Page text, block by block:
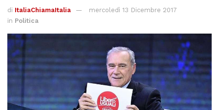
di ItaliaChiamaItalia
mercoledì 13 Dicembre 2017
in Politica